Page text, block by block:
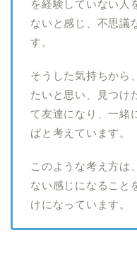
を経験していない人
ないと感じ、不思議
す。
そうした気持ちから
たいと思い、見つけ
て友達になり、一緒
ばと考えています。
このような考え方は
ない感じになること
けになっています。